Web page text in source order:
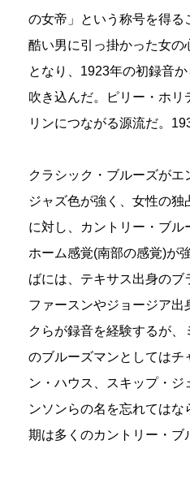
の女帝」という称号を得る
酷い男に引っ掛かった女の
となり、1923年の初録音
吹き込んだ。ピリー・ホ
リンにつながる源流だ。
クラシック・ブルーズが
ジャズ色が強く、女性の
に対し、カントリー・ブル
ホーム感覚(南部の感覚)が
ばには、テキサス出身のブ
ファースンやジョージア出
クらが録音を経験するが
のブルーズマンとしてはチ
ン・ハウス、スキップ・ジ
ンソンらの名を忘れては
期は多くのカントリー・ブ